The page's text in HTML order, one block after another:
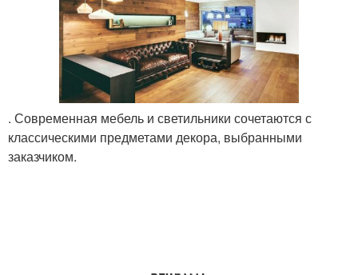
. Современная мебель и светильники сочетаются с
классическими предметами декора, выбранными
заказчиком.